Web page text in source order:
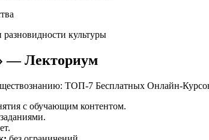
культуры
— Лекториум
с обучающим контентом.